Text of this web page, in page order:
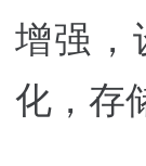
增强，
化，存